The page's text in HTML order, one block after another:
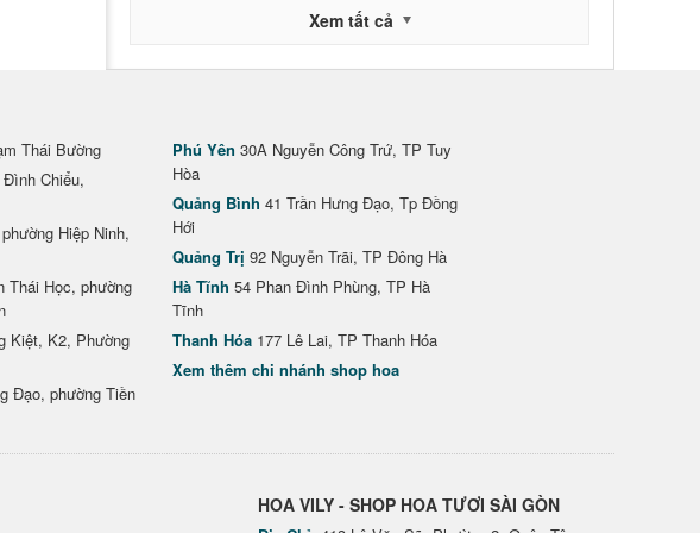
Xem tất cả
Thái Bường
Đình Chiểu,
Hiệp Ninh,
Thái Học, phường
Kiệt, K2, Phường
Đạo, phường Tiền
Phú Yên 30A Nguyễn Công Trứ, TP Tuy
Hòa
Quảng Bình 41 Trần Hưng Đạo, Tp Đồng
Hới
Quảng Trị 92 Nguyễn Trãi, TP Đông Hà
Hà Tĩnh 54 Phan Đình Phùng, TP Hà
Tĩnh
Thanh Hóa 177 Lê Lai, TP Thanh Hóa
Xem thêm chi nhánh shop hoa
HOA VILY - SHOP HOA TƯƠI SÀI GÒN